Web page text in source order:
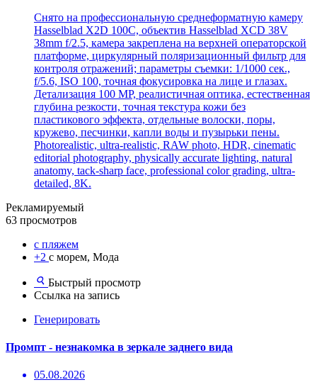
Снято на профессиональную среднеформатную камеру
Hasselblad X2D 100C, объектив Hasselblad XCD 38V
38mm f/2.5, камера закреплена на верхней операторской
платформе, циркулярный поляризационный фильтр для
контроля отражений; параметры съемки: 1/1000 сек.,
f/5.6, ISO 100, точная фокусировка на лице и глазах.
Детализация 100 MP, реалистичная оптика, естественная
глубина резкости, точная текстура кожи без
пластикового эффекта, отдельные волоски, поры,
кружево, песчинки, капли воды и пузырьки пены.
Photorealistic, ultra-realistic, RAW photo, HDR, cinematic
editorial photography, physically accurate lighting, natural
anatomy, tack-sharp face, professional color grading, ultra-
detailed, 8K.
Рекламируемый
63 просмотров
с пляжем
+2 с морем, Мода
Быстрый просмотр
Ссылка на запись
Генерировать
Промпт - незнакомка в зеркале заднего вида
05.08.2026